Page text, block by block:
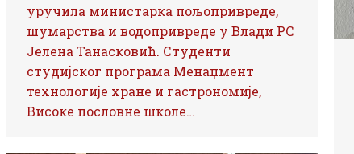
уручила министарка пољопривреде,
шумарства и водопривреде у Влади РС
Јелена Танасковић. Студенти
студијског програма Менаџмент
технологије хране и гастрономије,
Високе пословне школе…